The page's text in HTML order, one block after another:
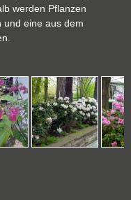
werden Pflanzen
und eine aus dem